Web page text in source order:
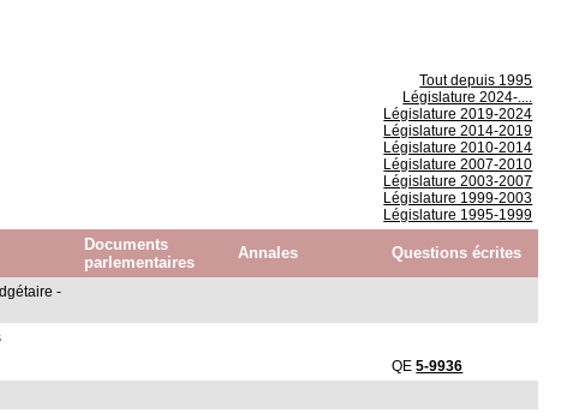
Tout depuis 1995
Législature 2024-....
Législature 2019-2024
Législature 2014-2019
Législature 2010-2014
Législature 2007-2010
Législature 2003-2007
Législature 1999-2003
Législature 1995-1999
Documents
parlementaires
Annales Questions écrites
-
QE5-9936